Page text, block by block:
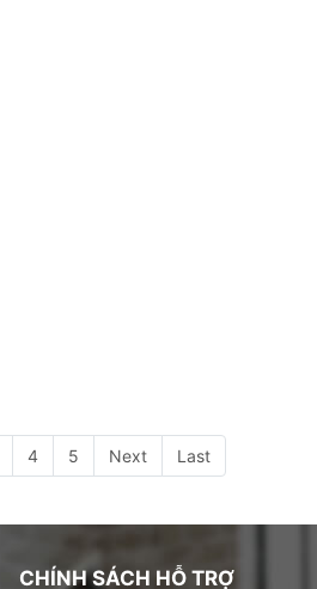
4 5 Next Last
CHÍNH SÁCH HỖ TRỢ